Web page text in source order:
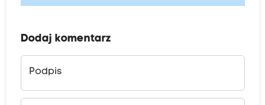
Dodaj komentarz
Podpis